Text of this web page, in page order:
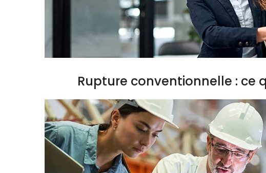
Rupture conventionnelle :